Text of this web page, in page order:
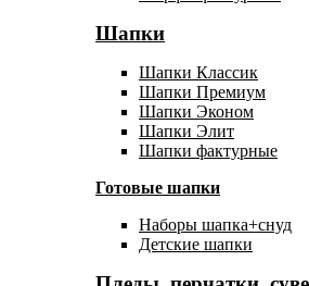
Шапки
Шапки Классик
Шапки Премиум
Шапки Эконом
Шапки Элит
Шапки фактурные
Готовые шапки
Наборы шапка+снуд
Детские шапки